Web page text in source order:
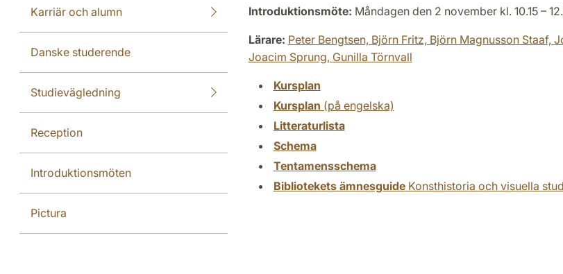
Karriär och alumn
Danske studerende
Studievägledning
Reception
Introduktionsmöten
Pictura
Introduktionsmöte: Måndagen den 2 november kl. 10.15 –
Lärare: Peter Bengtsen, Björn Fritz, Björn Magnusson Staaf,
Joacim Sprung, Gunilla Törnvall
Kursplan
Kursplan (på engelska)
Litteraturlista
Schema
Tentamensschema
Bibliotekets ämnesguideKonsthistoria och visuella